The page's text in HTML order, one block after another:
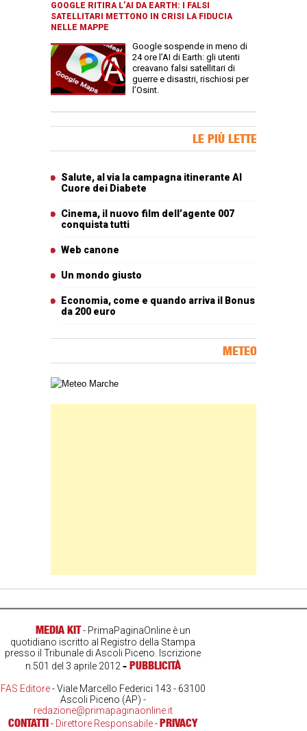
GOOGLE RITIRA L’AI DA EARTH: I FALSI
SATELLITARI METTONO IN CRISI LA FIDUCIA
NELLE MAPPE
Google sospende in meno di
24 ore l’AI di Earth: gli utenti
creavano falsi satellitari di
guerre e disastri, rischiosi per
l’Osint.
LE PIÙ LETTE
Salute, al via la campagna itinerante Al
Cuore dei Diabete
Cinema, il nuovo film dell’agente 007
conquista tutti
Web canone
Un mondo giusto
Economia, come e quando arriva il Bonus
da 200 euro
METEO
Carta meteorologica delle Marche
MEDIA KIT- PrimaPaginaOnline è un
quotidiano iscritto al Registro della Stampa
presso il Tribunale di Ascoli Piceno. Iscrizione
n.501 del 3 aprile 2012- PUBBLICITÀ
FAS Editore- Viale Marcello Federici 143 - 63100
Ascoli Piceno (AP) -
redazione@primapaginaonline.it
CONTATTI- Direttore Responsabile-PRIVACY